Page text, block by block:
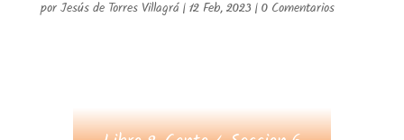
por Jesús de Torres Villagrá | 12 Feb, 2023 | 0 Comentarios